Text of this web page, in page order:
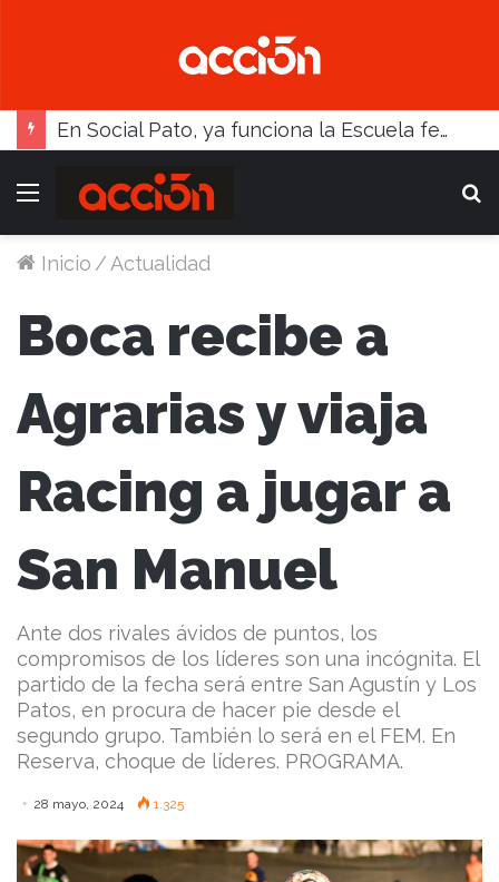
Menú
Inicio /Actualidad
Boca recibe a
Agrarias y viaja
Racing a jugar a
San Manuel
Ante dos rivales ávidos de puntos, los
compromisos de los líderes son una incógnita. El
partido de la fecha será entre San Agustín y Los
Patos, en procura de hacer pie desde el
segundo grupo. También lo será en el FEM. En
Reserva, choque de líderes. PROGRAMA.
28 mayo, 2024 1.325